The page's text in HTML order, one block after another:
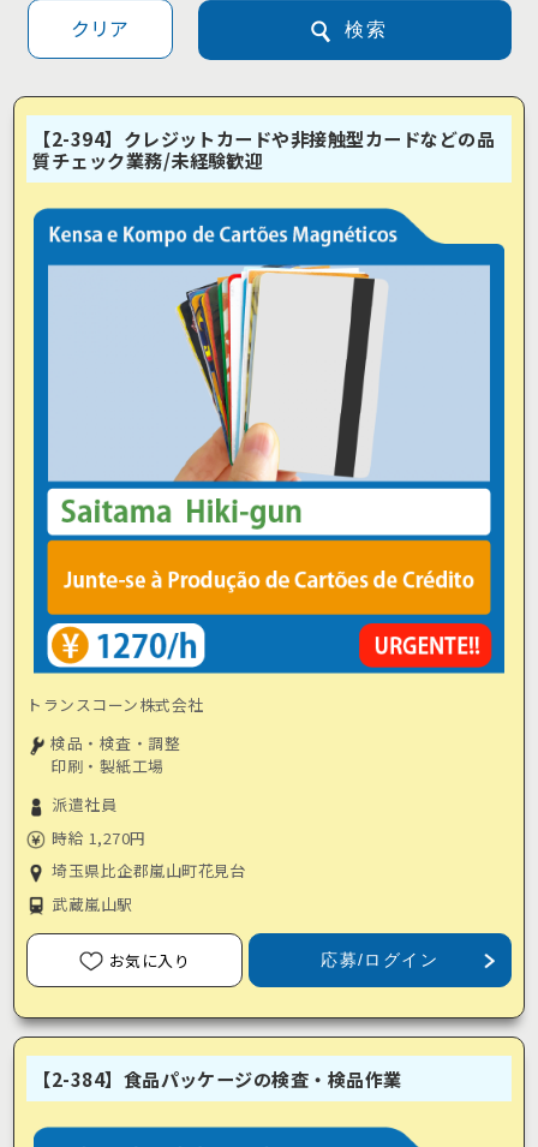
クリア 検索
【2-394】クレジットカードや非接触型カードなどの品
質チェック業務/未経験歓迎
トランスコーン株式会社
検品・検査・調整
印刷・製紙工場
派遣社員
時給 1,270円
埼玉県比企郡嵐山町花見台
武蔵嵐山駅
お気に入り 応募/ログイン
【2-384】食品パッケージの検査・検品作業